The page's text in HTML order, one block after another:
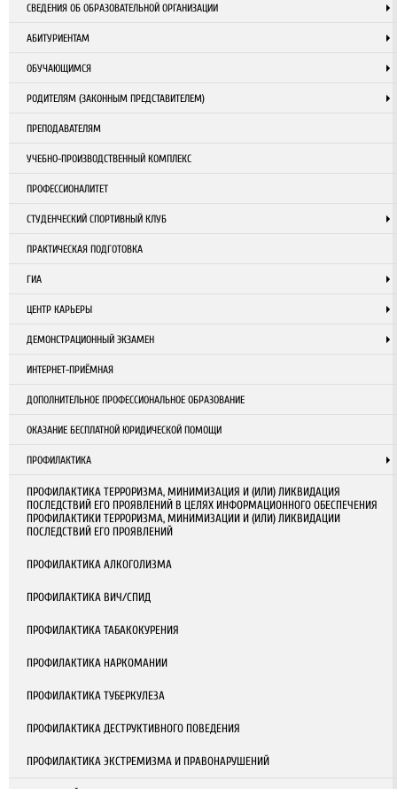
СВЕДЕНИЯ ОБ ОБРАЗОВАТЕЛЬНОЙ ОРГАНИЗАЦИИ
АБИТУРИЕНТАМ
ОБУЧАЮЩИМСЯ
РОДИТЕЛЯМ (ЗАКОННЫМ ПРЕДСТАВИТЕЛЕМ)
ПРЕПОДАВАТЕЛЯМ
УЧЕБНО-ПРОИЗВОДСТВЕННЫЙ КОМПЛЕКС
ПРОФЕССИОНАЛИТЕТ
СТУДЕНЧЕСКИЙ СПОРТИВНЫЙ КЛУБ
ПРАКТИЧЕСКАЯ ПОДГОТОВКА
ГИА
ЦЕНТР КАРЬЕРЫ
ДЕМОНСТРАЦИОННЫЙ ЭКЗАМЕН
ИНТЕРНЕТ-ПРИЁМНАЯ
ДОПОЛНИТЕЛЬНОЕ ПРОФЕССИОНАЛЬНОЕ ОБРАЗОВАНИЕ
ОКАЗАНИЕ БЕСПЛАТНОЙ ЮРИДИЧЕСКОЙ ПОМОЩИ
ПРОФИЛАКТИКА
ПРОФИЛАКТИКА ТЕРРОРИЗМА, МИНИМИЗАЦИЯ И (ИЛИ) ЛИКВИДАЦИЯ
ПОСЛЕДСТВИЙ ЕГО ПРОЯВЛЕНИЙ В ЦЕЛЯХ ИНФОРМАЦИОННОГО ОБЕСПЕЧЕНИЯ
ПРОФИЛАКТИКИ ТЕРРОРИЗМА, МИНИМИЗАЦИИ И (ИЛИ) ЛИКВИДАЦИИ
ПОСЛЕДСТВИЙ ЕГО ПРОЯВЛЕНИЙ
ПРОФИЛАКТИКА АЛКОГОЛИЗМА
ПРОФИЛАКТИКА ВИЧ/СПИД
ПРОФИЛАКТИКА ТАБАКОКУРЕНИЯ
ПРОФИЛАКТИКА НАРКОМАНИИ
ПРОФИЛАКТИКА ТУБЕРКУЛЕЗА
ПРОФИЛАКТИКА ДЕСТРУКТИВНОГО ПОВЕДЕНИЯ
ПРОФИЛАКТИКА ЭКСТРЕМИЗМА И ПРАВОНАРУШЕНИЙ